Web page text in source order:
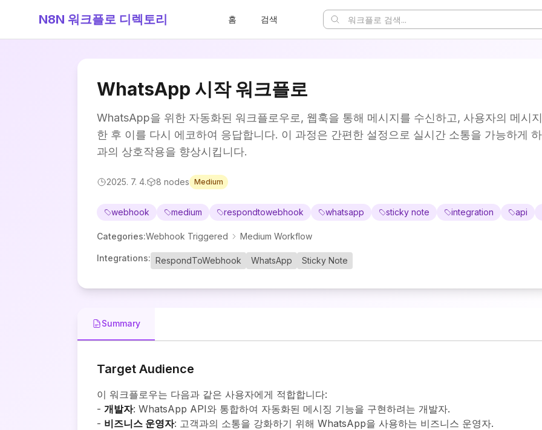
N8N 워크플로 디렉토리 홈 검색
WhatsApp 시작 워크플로
WhatsApp을 위한 자동화된 워크플로우로, 웹훅을 통해 메시지를 수신하고, 사용자의 메시
한 후 이를 다시 에코하여 응답합니다. 이 과정은 간편한 설정으로 실시간 소통을 가능하게
과의 상호작용을 향상시킵니다.
2025. 7. 4. 8 nodes Medium
webhook medium respondtowebhook whatsapp sticky note integration api
Categories:Webhook Triggered Medium Workflow
Integrations: RespondToWebhook WhatsApp Sticky Note
Summary
Target Audience
이 워크플로우는 다음과 같은 사용자에게 적합합니다:
- 개발자: WhatsApp API와 통합하여 자동화된 메시징 기능을 구현하려는 개발자.
- 비즈니스 운영자: 고객과의 소통을 강화하기 위해 WhatsApp을 사용하는 비즈니스 운영자.